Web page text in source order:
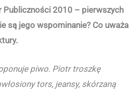
Publiczności 2010 – pierwszych
są jego wspominanie? Co uważa
piwo. Piotr troszkę
tors, jeansy, skórzaną